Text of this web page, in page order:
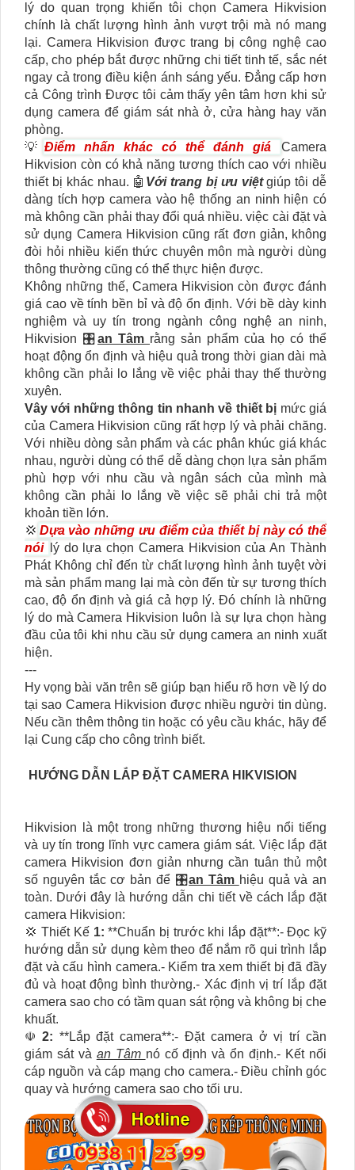
lý do quan trọng khiến tôi chọn Camera Hikvision
chính là chất lượng hình ảnh vượt trội mà nó mang
lại. Camera Hikvision được trang bị công nghệ cao
cấp, cho phép bắt được những chi tiết tinh tế, sắc nét
ngay cả trong điều kiện ánh sáng yếu. Đẳng cấp hơn
cả Công trình Được tôi cảm thấy yên tâm hơn khi sử
dụng camera để giám sát nhà ở, cửa hàng hay văn
phòng.
💡 Điểm nhấn khác có thể đánh giá
Camera
Hikvision còn có khả năng tương thích cao với nhiều
thiết bị khác nhau. 🤖️ Với trang bị ưu việtgiúp tôi dễ
dàng tích hợp camera vào hệ thống an ninh hiện có
mà không cần phải thay đổi quá nhiều. việc cài đặt và
sử dụng Camera Hikvision cũng rất đơn giản, không
đòi hỏi nhiều kiến thức chuyên môn mà người dùng
thông thường cũng có thể thực hiện được.
Không những thế, Camera Hikvision còn được đánh
giá cao về tính bền bỉ và độ ổn định. Với bề dày kinh
nghiệm và uy tín trong ngành công nghệ an ninh,
Hikvision 🎛 an Tâm rằng sản phẩm của họ có thể
hoạt động ổn định và hiệu quả trong thời gian dài mà
không cần phải lo lắng về việc phải thay thế thường
xuyên.
Vây với những thông tin nhanh về thiết bị mức giá
của Camera Hikvision cũng rất hợp lý và phải chăng.
Với nhiều dòng sản phẩm và các phân khúc giá khác
nhau, người dùng có thể dễ dàng chọn lựa sản phẩm
phù hợp với nhu cầu và ngân sách của mình mà
không cần phải lo lắng về việc sẽ phải chi trả một
khoản tiền lớn.
💢 Dựa vào những ưu điểm của thiết bị này có thể
nói
lý do lựa chọn Camera Hikvision của An Thành
Phát Không chỉ đến từ chất lượng hình ảnh tuyệt vời
mà sản phẩm mang lại mà còn đến từ sự tương thích
cao, độ ổn định và giá cả hợp lý. Đó chính là những
lý do mà Camera Hikvision luôn là sự lựa chọn hàng
đầu của tôi khi nhu cầu sử dụng camera an ninh xuất
hiện.
---
Hy vọng bài văn trên sẽ giúp bạn hiểu rõ hơn về lý do
tại sao Camera Hikvision được nhiều người tin dùng.
Nếu cần thêm thông tin hoặc có yêu cầu khác, hãy để
lại Cung cấp cho công trình biết.
HƯỚNG DẪN LẮP ĐẶT CAMERA HIKVISION
Hikvision là một trong những thương hiệu nổi tiếng
và uy tín trong lĩnh vực camera giám sát. Việc lắp đặt
camera Hikvision đơn giản nhưng cần tuân thủ một
số nguyên tắc cơ bản để 🎛an Tâm hiệu quả và an
toàn. Dưới đây là hướng dẫn chi tiết về cách lắp đặt
camera Hikvision:
💢 Thiết Kế 1: **Chuẩn bị trước khi lắp đặt**:- Đọc kỹ
hướng dẫn sử dụng kèm theo để nắm rõ qui trình lắp
đặt và cấu hình camera.- Kiểm tra xem thiết bị đã đầy
đủ và hoạt động bình thường.- Xác định vị trí lắp đặt
camera sao cho có tầm quan sát rộng và không bị che
khuất.
☫ 2: **Lắp đặt camera**:- Đặt camera ở vị trí cần
giám sát và an Tâm nó cố định và ổn định.- Kết nối
cáp nguồn và cáp mạng cho camera.- Điều chỉnh góc
quay và hướng camera sao cho tối ưu.